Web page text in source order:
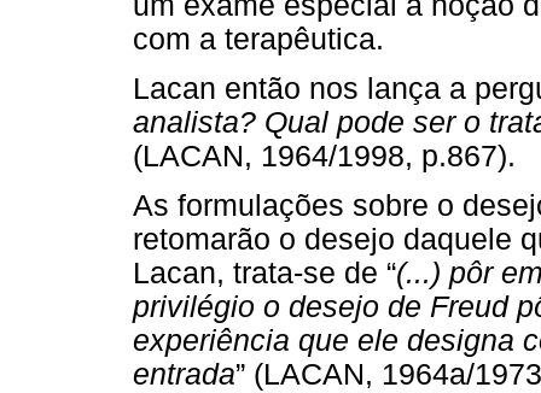
com a terapêutica.
Lacan então nos lança a
analista? Qual pode ser o
(LACAN, 1964/1998, p.867).
As formulações sobre o
retomarão o desejo daquele
Lacan, trata-se de “(...) pôr
privilégio o desejo de Freud
experiência que ele designa
entrada” (LACAN, 1964a/